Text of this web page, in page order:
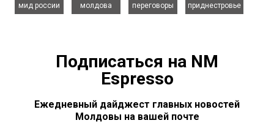
мид россии
молдова
переговоры
приднестровье
Подписаться на NM
Espresso
Ежедневный дайджест главных новостей
Молдовы на вашей почте